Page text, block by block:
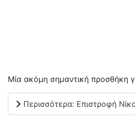
Μία ακόμη σημαντική προσθήκη
Περισσότερα: Επιστροφή